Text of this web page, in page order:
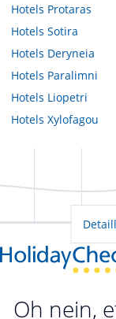
Hotels Protaras
Hotels Sotira
Hotels Deryneia
Hotels Paralimni
Hotels Liopetri
Hotels Xylofagou
Oh nein,